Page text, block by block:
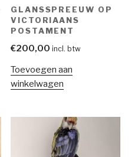
GLANSSPREEUW OP
VICTORIAANS
POSTAMENT
€200,00 incl. btw
Toevoegen aan
winkelwagen